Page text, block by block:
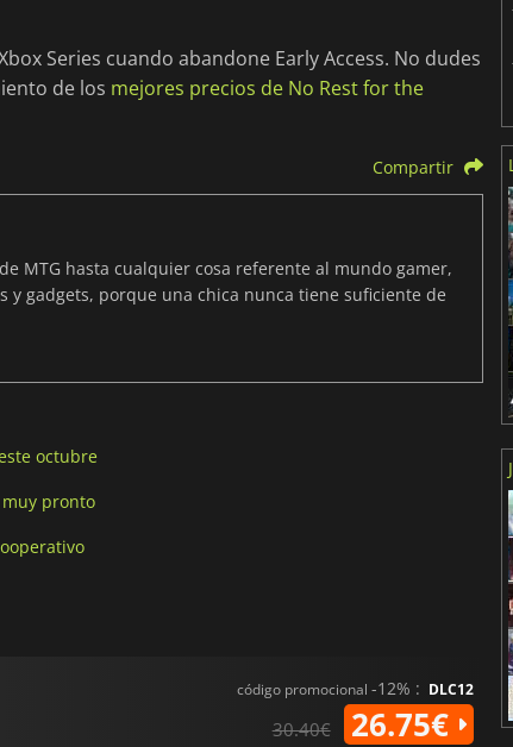
Series cuando abandone Early Access. No dudes
de los mejores precios de No Rest for the
Compartir
MTG hasta cualquier cosa referente al mundo gamer,
y gadgets, porque una chica nunca tiene suficiente de
octubre
pronto
código promocional -12% : DLC12
30.40€ 26.75€